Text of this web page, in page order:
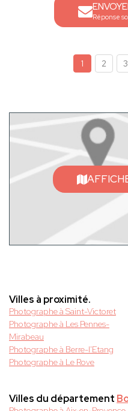
Réponse
1 2 3
Villes à proximité.
Photographe à Saint-Victoret
Photographe à Les Pennes-
Mirabeau
Photographe à Berre-l'Etang
Photographe à Le Rove
Villes du département